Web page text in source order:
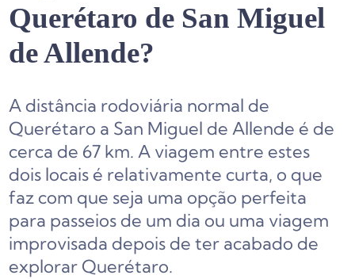
Querétaro de San Miguel
de Allende?
A distância rodoviária normal de
Querétaro a San Miguel de Allende é de
cerca de 67 km. A viagem entre estes
dois locais é relativamente curta, o que
faz com que seja uma opção perfeita
para passeios de um dia ou uma viagem
improvisada depois de ter acabado de
explorar Querétaro.